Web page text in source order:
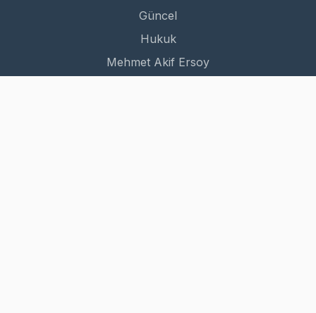
Güncel
Hukuk
Mehmet Akif Ersoy